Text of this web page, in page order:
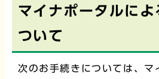
マイナポータルによ
ついて
次のお手続きについては、マ